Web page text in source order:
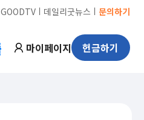
GOODTVㅣ 데일리굿뉴스 ㅣ 문의하기
마이페이지 헌금하기